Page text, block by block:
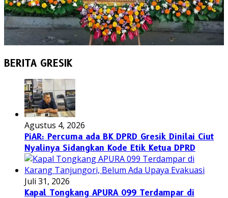
BERITA GRESIK
Agustus 4, 2026
PiAR: Percuma ada BK DPRD Gresik Dinilai Ciut
Nyalinya Sidangkan Kode Etik Ketua DPRD
Juli 31, 2026
Kapal Tongkang APURA 099 Terdampar di